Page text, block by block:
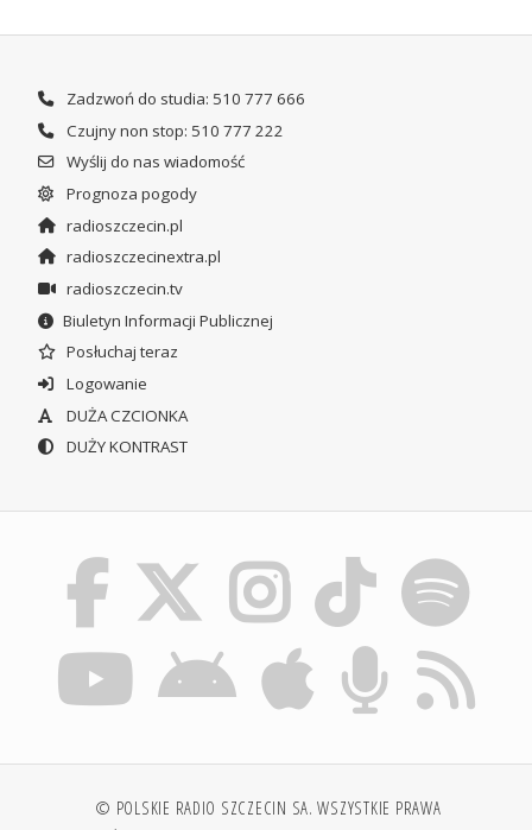
Zadzwoń do studia: 510 777 666
Czujny non stop: 510 777 222
Wyślij do nas wiadomość
Prognoza pogody
radioszczecin.pl
radioszczecinextra.pl
radioszczecin.tv
Biuletyn Informacji Publicznej
Posłuchaj teraz
Logowanie
DUŻA CZCIONKA
DUŻY KONTRAST
© POLSKIE RADIO SZCZECIN SA. WSZYSTKIE PRAWA